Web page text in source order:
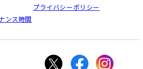
イド
ン講座受講の手順
トのよくある質問
犬山
大垣
プライバシーポリシー
ンス時間